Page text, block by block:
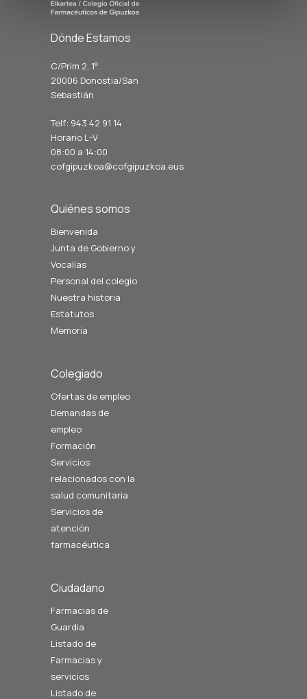
Dónde Estamos
C/Prim 2, 1º
20006 Donostia/San
Sebastián
Telf: 943 42 91 14
Horario L-V
08:00 a 14:00
cofgipuzkoa@cofgipuzkoa.eus
Quiénes somos
Bienvenida
Junta de Gobierno y
Vocalías
Personal del colegio
Nuestra historia
Estatutos
Memoria
Colegiado
Ofertas de empleo
Demandas de
empleo
Formación
Servicios
relacionados con la
salud comunitaria
Servicios de
atención
farmacéutica
Ciudadano
Farmacias de
Guardia
Listado de
Farmacias y
servicios
Listado de